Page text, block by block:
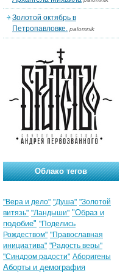
Золотой октябрь в
Петропавловке. palomnik
Облако тегов
"Вера и дело" "Душа" "Золотой
витязь" "Ландыши" "Образ и
подобие" "Поделись
Рождеством" "Православная
инициатива" "Радость веры"
"Синдром радости" Аборигены
Аборты и демография